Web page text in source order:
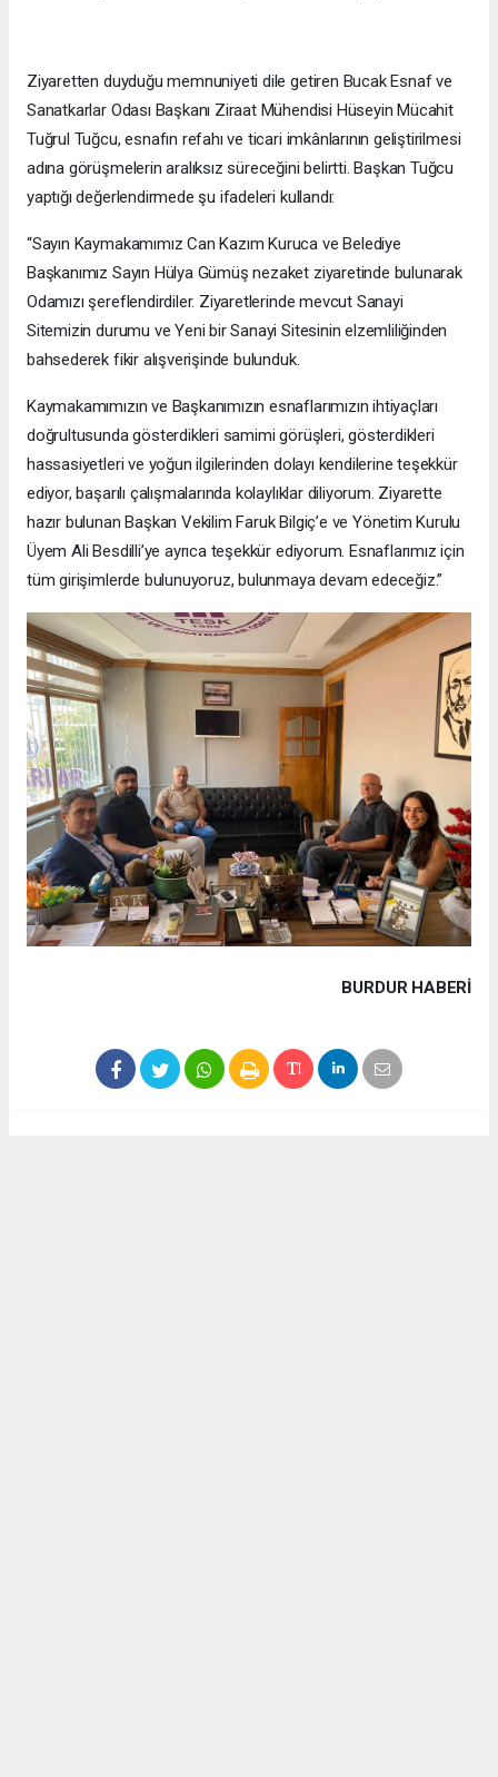
Ziyaretten duyduğu memnuniyeti dile getiren Bucak Esnaf ve
Sanatkarlar Odası Başkanı Ziraat Mühendisi Hüseyin Mücahit
Tuğrul Tuğcu, esnafın refahı ve ticari imkânlarının geliştirilmesi
adına görüşmelerin aralıksız süreceğini belirtti. Başkan Tuğcu
yaptığı değerlendirmede şu ifadeleri kullandı:
“Sayın Kaymakamımız Can Kazım Kuruca ve Belediye
Başkanımız Sayın Hülya Gümüş nezaket ziyaretinde bulunarak
Odamızı şereflendirdiler. Ziyaretlerinde mevcut Sanayi
Sitemizin durumu ve Yeni bir Sanayi Sitesinin elzemliliğinden
bahsederek fikir alışverişinde bulunduk.
Kaymakamımızın ve Başkanımızın esnaflarımızın ihtiyaçları
doğrultusunda gösterdikleri samimi görüşleri, gösterdikleri
hassasiyetleri ve yoğun ilgilerinden dolayı kendilerine teşekkür
ediyor, başarılı çalışmalarında kolaylıklar diliyorum. Ziyarette
hazır bulunan Başkan Vekilim Faruk Bilgiç’e ve Yönetim Kurulu
Üyem Ali Besdilli’ye ayrıca teşekkür ediyorum. Esnaflarımız için
tüm girişimlerde bulunuyoruz, bulunmaya devam edeceğiz.”
BURDUR HABERİ